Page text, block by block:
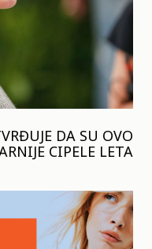
DA SU OVO
CIPELE LETA